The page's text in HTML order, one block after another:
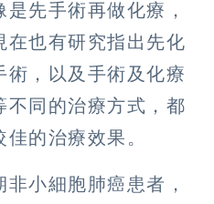
先手術再做化療，
在也有研究指出先化
術，以及手術及化療
不同的治療方式，都
的治療效果。
小細胞肺癌患者，